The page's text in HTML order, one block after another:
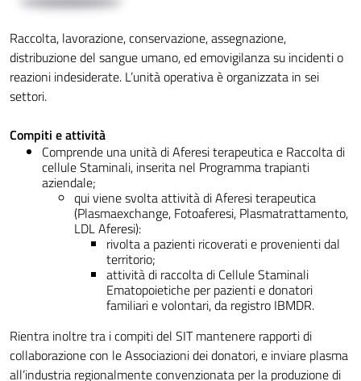
Raccolta, lavorazione, conservazione, assegnazione,
distribuzione del sangue umano, ed emovigilanza su incidenti o
reazioni indesiderate. L’unità operativa è organizzata in sei
settori.
Compiti e attività
Comprende una unità di Aferesi terapeutica e Raccolta di
cellule Staminali, inserita nel Programma trapianti
aziendale;
qui viene svolta attività di Aferesi terapeutica
(Plasmaexchange, Fotoaferesi, Plasmatrattamento,
LDL Aferesi):
rivolta a pazienti ricoverati e provenienti dal
territorio;
attività di raccolta di Cellule Staminali
Ematopoietiche per pazienti e donatori
familiari e volontari, da registro IBMDR.
Rientra inoltre tra i compiti del SIT mantenere rapporti di
collaborazione con le Associazioni dei donatori, e inviare plasma
all’industria regionalmente convenzionata per la produzione di